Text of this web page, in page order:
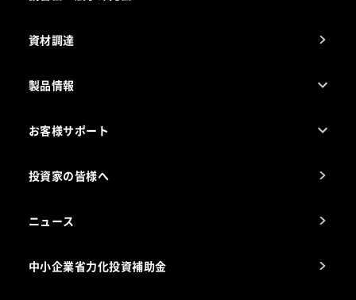
資材調達
製品情報
電気・ガス別厨房機器
お客様サポート
アフターサービスお問合せ先
海外出店をご検討のお客様へ
投資家の皆様へ
ニュース
中小企業省力化投資補助金